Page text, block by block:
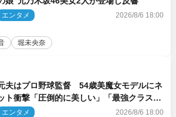
エンタメ 2026/8/6 18:00
堀未央奈
夫はプロ野球監督 54歳美魔女モデルにネ
ト衝撃「圧倒的に美しい」「最強クラス」
うっとり」
エンタメ 2026/8/6 18:00